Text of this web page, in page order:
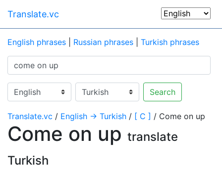
Translate.vc
English phrases Russian phrases Turkish phrases
Search
Translate.vc / English → Turkish / [ C ] / Come on up
Come on up translate
Turkish